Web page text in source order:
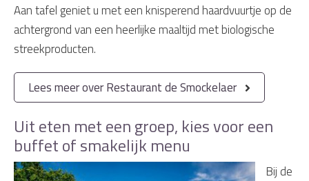
Aan tafel geniet u met een knisperend haardvuurtje op de
achtergrond van een heerlijke maaltijd met biologische
streekproducten.
Lees meer over Restaurant de Smockelaer
Uit eten met een groep, kies voor een
buffet of smakelijk menu
Bij de